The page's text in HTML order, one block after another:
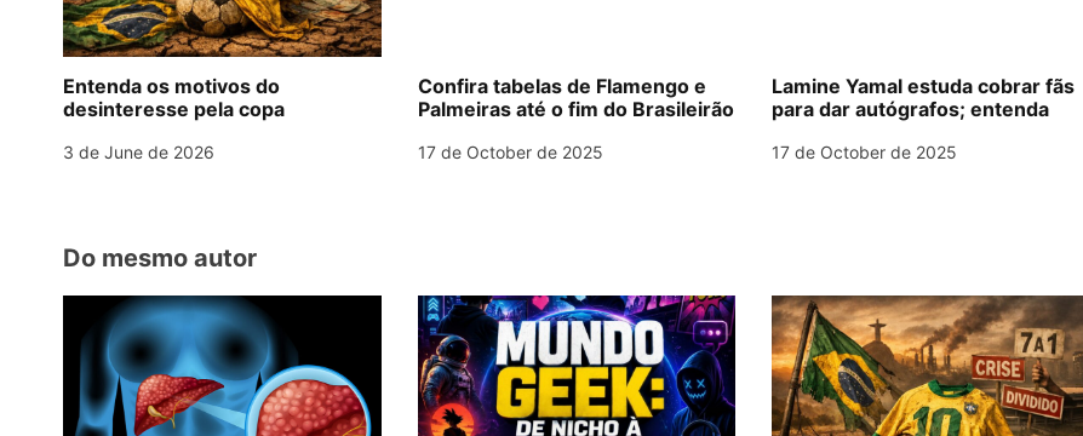
i
g
a
t
o
n
Entenda os motivos do
desinteresse pela copa
3 de June de 2026
Confira tabelas de Flamengo e
Palmeiras até o fim do Brasileirão
17 de October de 2025
Lamine Yamal estuda cobrar fãs
para dar autógrafos; entenda
17 de October de 2025
Do mesmo autor